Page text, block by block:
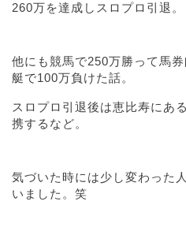
260万を達成しスロプロ引退。
他にも競馬で250万勝って馬
艇で100万負けた話。
スロプロ引退後は恵比寿にあ
携するなど。
気づいた時には少し変わった
いました。笑